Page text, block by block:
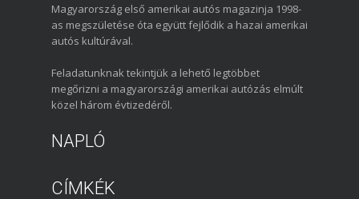
Magyarország első amerikai autós magazinja 1998-
as megszületése óta együtt fejlődik a hazai amerikai
autós kultúrával.
Feladatunknak tekintjük a lehető legtöbbet
megőrizni a magyarországi amerikai autózás elmúlt
közel három évtizedéről.
NAPLÓ
CÍMKÉK